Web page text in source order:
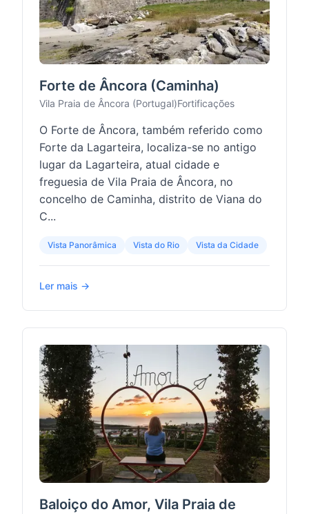
Forte de Âncora (Caminha)
Vila Praia de Âncora (Portugal)Fortificações
O Forte de Âncora, também referido como
Forte da Lagarteira, localiza-se no antigo
lugar da Lagarteira, atual cidade e
freguesia de Vila Praia de Âncora, no
concelho de Caminha, distrito de Viana do
C...
Vista Panorâmica Vista do Rio Vista da Cidade
Ler mais →
Baloiço do Amor, Vila Praia de